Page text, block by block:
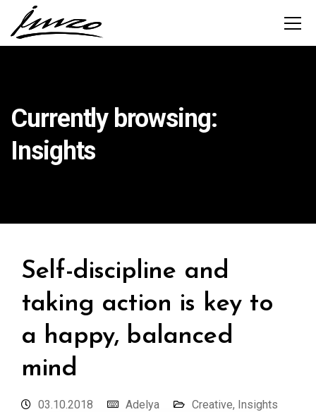
Currently browsing:
Insights
Self-discipline and
taking action is key to
a happy, balanced
mind
03.10.2018 Adelya Creative, Insights